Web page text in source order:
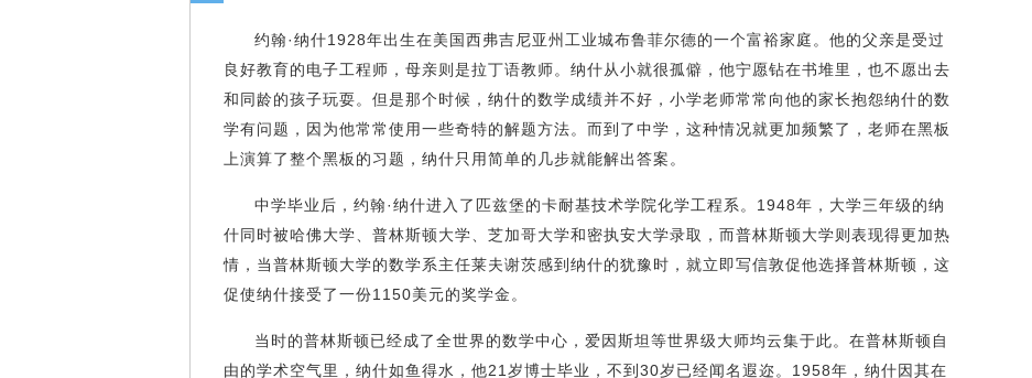
约翰·纳什1928年出生在美国西弗吉尼亚州工业城布鲁菲尔德的一个富裕家庭。他的父亲是受过
良好教育的电子工程师，母亲则是拉丁语教师。纳什从小就很孤僻，他宁愿钻在书堆里，也不愿出去
和同龄的孩子玩耍。但是那个时候，纳什的数学成绩并不好，小学老师常常向他的家长抱怨纳什的数
学有问题，因为他常常使用一些奇特的解题方法。而到了中学，这种情况就更加频繁了，老师在黑板
上演算了整个黑板的习题，纳什只用简单的几步就能解出答案。
中学毕业后，约翰·纳什进入了匹兹堡的卡耐基技术学院化学工程系。1948年，大学三年级的纳
什同时被哈佛大学、普林斯顿大学、芝加哥大学和密执安大学录取，而普林斯顿大学则表现得更加热
情，当普林斯顿大学的数学系主任莱夫谢茨感到纳什的犹豫时，就立即写信敦促他选择普林斯顿，这
促使纳什接受了一份1150美元的奖学金。
当时的普林斯顿已经成了全世界的数学中心，爱因斯坦等世界级大师均云集于此。在普林斯顿自
由的学术空气里，纳什如鱼得水，他21岁博士毕业，不到30岁已经闻名遐迩。1958年，纳什因其在